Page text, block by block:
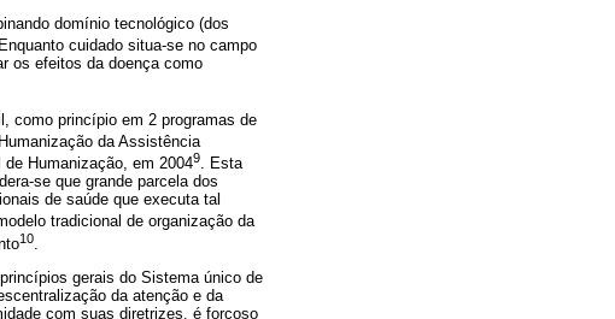
domínio tecnológico (dos
cuidado situa-se no campo
os efeitos da doença como
como princípio em 2 programas de
da Assistência
Humanização, em 20049. Esta
se que grande parcela dos
de saúde que executa tal
tradicional de organização da
10.
gerais do Sistema único de
da atenção e da
com suas diretrizes, é forçoso